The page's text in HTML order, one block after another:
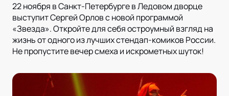
22 ноября в Санкт-Петербурге в Ледовом дворце
выступит Сергей Орлов с новой программой
«Звезда». Откройте для себя остроумный взгляд на
жизнь от одного из лучших стендап-комиков России.
Не пропустите вечер смеха и искрометных шуток!